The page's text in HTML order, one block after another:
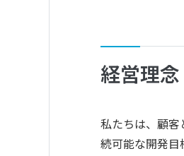
経営理念
私たちは、顧客
続可能な開発目